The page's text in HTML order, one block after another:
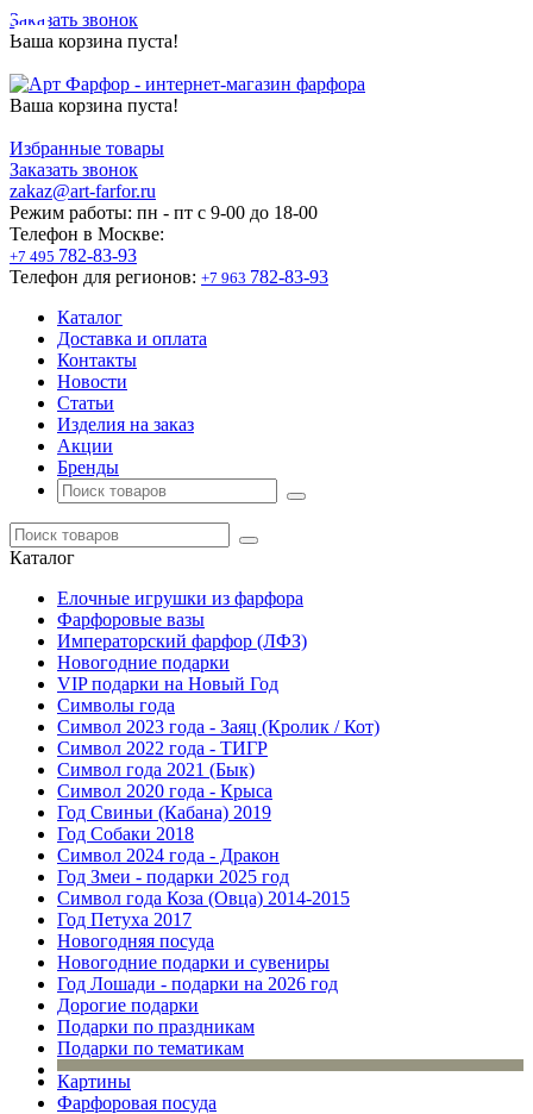
Заказать звонок
Ваша корзина пуста!
Ваша корзина пуста!
Избранные товары
Заказать звонок
zakaz@art-farfor.ru
Режим работы: пн - пт c 9-00 до 18-00
Телефон в Москве:
+7 495 782-83-93
Телефон для регионов: +7 963 782-83-93
Каталог
Доставка и оплата
Контакты
Новости
Статьи
Изделия на заказ
Акции
Бренды
Каталог
Елочные игрушки из фарфора
Фарфоровые вазы
Императорский фарфор (ЛФЗ)
Новогодние подарки
VIP подарки на Новый Год
Символы года
Символ 2023 года - Заяц (Кролик / Кот)
Символ 2022 года - ТИГР
Символ года 2021 (Бык)
Символ 2020 года - Крыса
Год Свиньи (Кабана) 2019
Год Собаки 2018
Символ 2024 года - Дракон
Год Змеи - подарки 2025 год
Символ года Коза (Овца) 2014-2015
Год Петуха 2017
Новогодняя посуда
Новогодние подарки и сувениры
Год Лошади - подарки на 2026 год
Дорогие подарки
Подарки по праздникам
Подарки по тематикам
Картины
Фарфоровая посуда